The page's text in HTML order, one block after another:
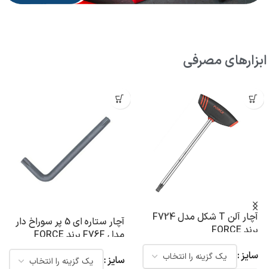
ابزارهای مصرفی
آچار آلن T شکل مدل F724
برند FORCE
سایز
آچار ستاره ای 5 پر سوراخ دار
مدل F76F برند FORCE
سایز